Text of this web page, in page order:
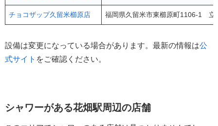
チョコザップ久留米櫛原店 福岡県久留米市東櫛原町1106-1
設備は変更になっている場合があります。最新の情報は公
式サイト をご確認ください。
シャワーがある花畑駅周辺の店舗